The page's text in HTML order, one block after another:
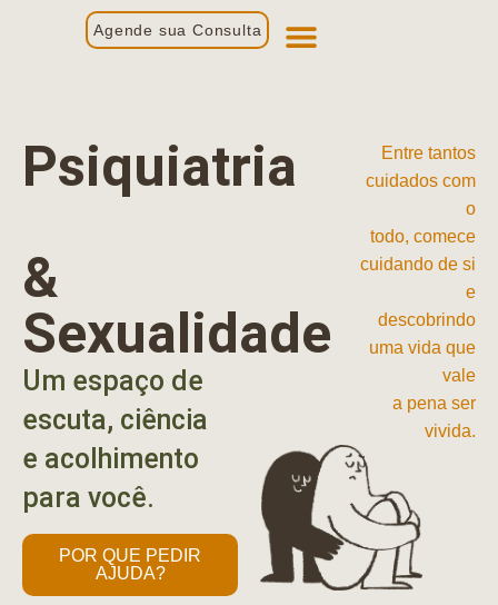
Agende sua Consulta
Psiquiatria
&
Sexualidade
Um espaço de
escuta, ciência
e acolhimento
para você.
POR QUE PEDIR
AJUDA?
Entre tantos
cuidados com
o
todo, comece
cuidando de si
e
descobrindo
uma vida que
vale
a pena ser
vivida.